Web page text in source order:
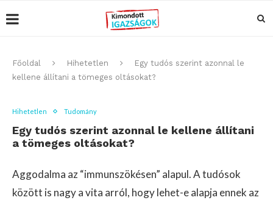
Főoldal Hihetetlen
Egy tudós szerint azonnal le
kellene állítani a tömeges oltásokat?
Hihetetlen Tudomány
Egy tudós szerint azonnal le kellene állítani
a tömeges oltásokat?
Aggodalma az “immunszökésen” alapul. A tudósok
között is nagy a vita arról, hogy lehet-e alapja ennek az